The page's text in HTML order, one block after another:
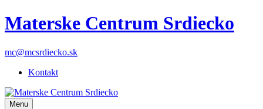
Materske Centrum Srdiecko
mc@mcsrdiecko.sk
Kontakt
Menu